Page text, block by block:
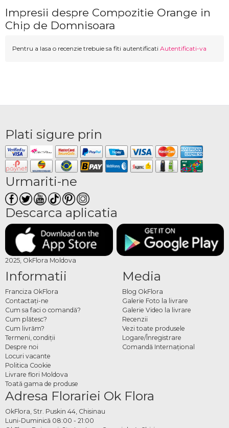
Impresii despre Compozitie Orange in
Chip de Domnisoara
Pentru a lasa o recenzie trebuie sa fiti autentificati Autentificati-va
Plati sigure prin
Urmariti-ne
Descarca aplicatia
2025, OkFlora Moldova
Informatii
Franciza OkFlora
Contactaţi-ne
Cum sa faci o comandă?
Cum plătesc?
Cum livrăm?
Termeni, condiţii
Despre noi
Locuri vacante
Politica Cookie
Livrare flori Moldova
Toată gama de produse
Media
Blog OkFlora
Galerie Foto la livrare
Galerie Video la livrare
Recenzii
Vezi toate produsele
Logare/Înregistrare
Comandă Internațional
Adresa Florariei Ok Flora
OkFlora, Str. Puskin 44, Chisinau
Luni-Duminică 08:00 - 21:00